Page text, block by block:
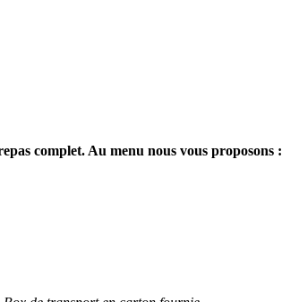
complet. Au menu nous vous proposons :